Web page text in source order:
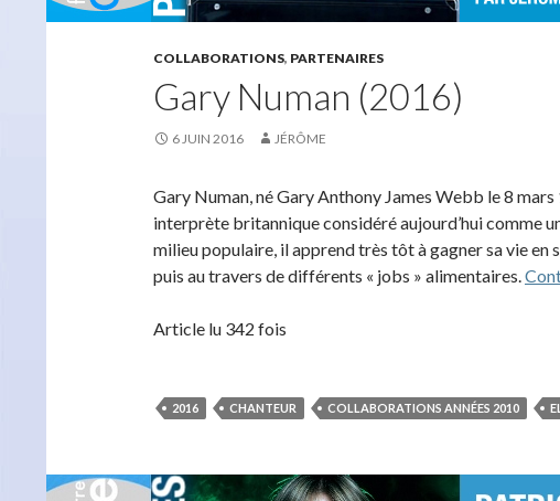
COLLABORATIONS, PARTENAIRES
Gary Numan (2016)
6 JUIN 2016 JÉRÔME
Gary Numan, né Gary Anthony James Webb le 8
interprète britannique considéré aujourd’hui comme
milieu populaire, il apprend très tôt à gagner sa vie en
puis au travers de différents « jobs » alimentaires.
Article lu 342 fois
2016 CHANTEUR COLLABORATIONS ANNÉES 2010